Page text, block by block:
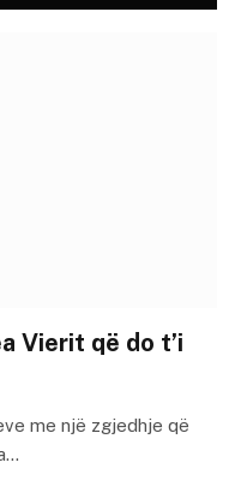
Vierit që do t’i
me një zgjedhje që